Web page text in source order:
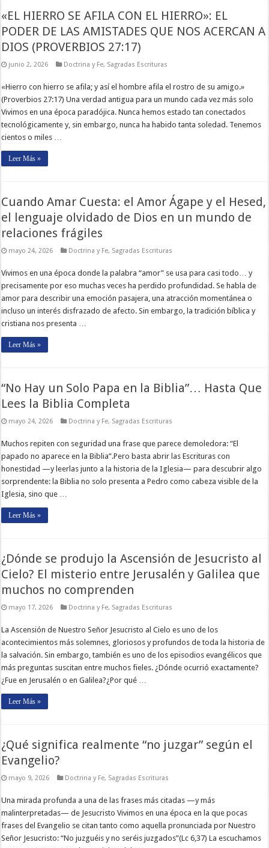
«EL HIERRO SE AFILA CON EL HIERRO»: EL
PODER DE LAS AMISTADES QUE NOS ACERCAN A
DIOS (PROVERBIOS 27:17)
junio 2, 2026 Doctrina y Fe, Sagradas Escrituras
«Hierro con hierro se afila; y así el hombre afila el rostro de su amigo.»
(Proverbios 27:17) Una verdad antigua para un mundo cada vez más solo
Vivimos en una época paradójica. Nunca hemos estado tan conectados
tecnológicamente y, sin embargo, nunca ha habido tanta soledad. Tenemos
cientos o miles …
Leer Más »
Cuando Amar Cuesta: el Amor Ágape y el Hesed,
el lenguaje olvidado de Dios en un mundo de
relaciones frágiles
mayo 24, 2026 Doctrina y Fe, Sagradas Escrituras
Vivimos en una época donde la palabra “amor” se usa para casi todo… y
precisamente por eso muchas veces ha perdido profundidad. Se habla de
amor para describir una emoción pasajera, una atracción momentánea o
incluso un interés disfrazado de afecto. Sin embargo, la tradición bíblica y
cristiana nos presenta …
Leer Más »
“No Hay un Solo Papa en la Biblia”… Hasta Que
Lees la Biblia Completa
mayo 24, 2026 Doctrina y Fe, Sagradas Escrituras
Muchos repiten con seguridad una frase que parece demoledora: “El
papado no aparece en la Biblia”.Pero basta abrir las Escrituras con
honestidad —y leerlas junto a la historia de la Iglesia— para descubrir algo
sorprendente: la Biblia no solo presenta a Pedro como cabeza visible de la
Iglesia, sino que …
Leer Más »
¿Dónde se produjo la Ascensión de Jesucristo al
Cielo? El misterio entre Jerusalén y Galilea que
muchos no comprenden
mayo 17, 2026 Doctrina y Fe, Sagradas Escrituras
La Ascensión de Nuestro Señor Jesucristo al Cielo es uno de los
acontecimientos más solemnes, gloriosos y profundos de toda la historia de
la salvación. Sin embargo, también es uno de los episodios evangélicos que
más preguntas suscitan entre muchos fieles. ¿Dónde ocurrió exactamente?
¿Fue en Jerusalén o en Galilea?¿Por qué …
Leer Más »
¿Qué significa realmente “no juzgar” según el
Evangelio?
mayo 9, 2026 Doctrina y Fe, Sagradas Escrituras
Una mirada profunda a una de las frases más citadas —y más
malinterpretadas— de Jesucristo Vivimos en una época en la que pocas
frases del Evangelio se citan tanto como aquella pronunciada por Nuestro
Señor Jesucristo: “No juzguéis y no seréis juzgados”(Lc 6,37) La escuchamos